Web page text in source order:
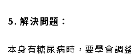
5. 解決問題：
本身有糖尿病時，要學會調